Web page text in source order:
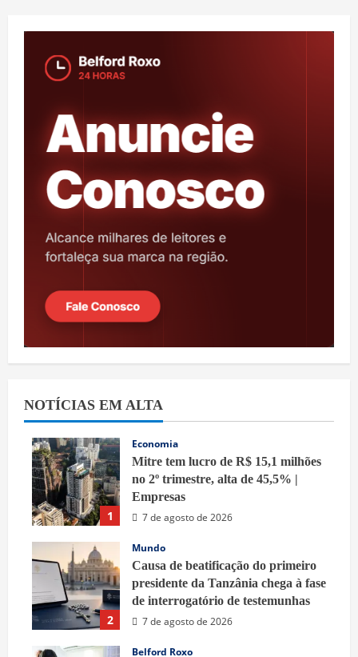
NOTÍCIAS EM ALTA
1
Economia
Mitre tem lucro de R$ 15,1 milhões
no 2º trimestre, alta de 45,5% |
Empresas
7 de agosto de 2026
2
Mundo
Causa de beatificação do primeiro
presidente da Tanzânia chega à fase
de interrogatório de testemunhas
7 de agosto de 2026
Belford Roxo